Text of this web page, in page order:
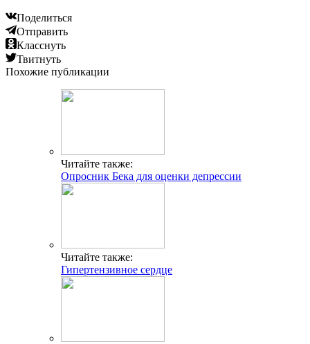
Поделиться
Отправить
Класснуть
Твитнуть
Похожие публикации
Читайте также:
Опросник Бека для оценки депрессии
Читайте также:
Гипертензивное сердце